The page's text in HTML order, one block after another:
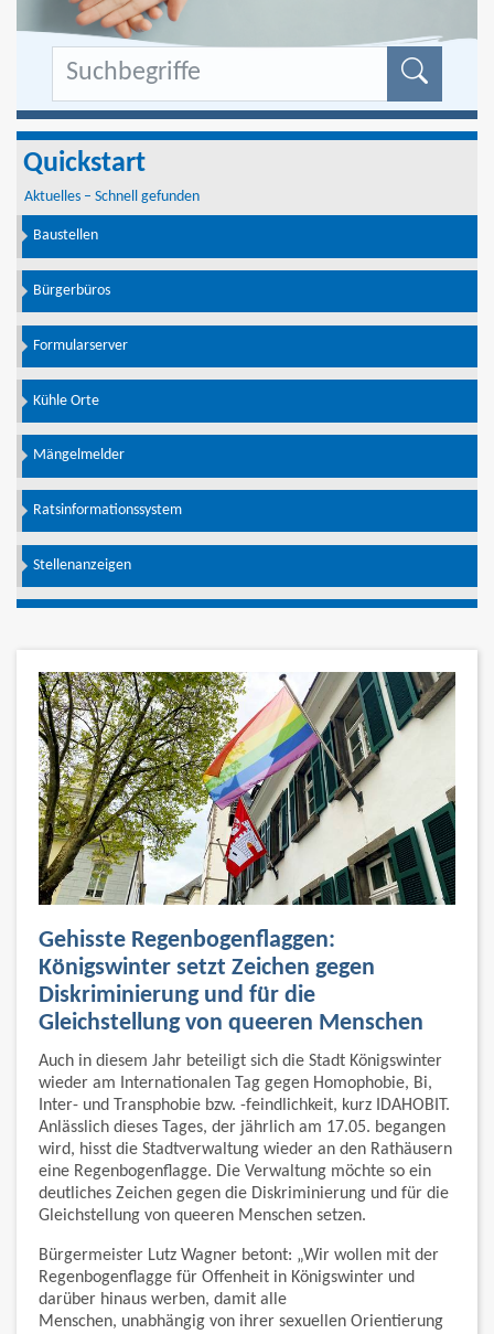
Quickstart
Aktuelles – Schnell gefunden
Baustellen
Bürgerbüros
Formularserver
Kühle Orte
Mängelmelder
Ratsinformationssystem
Stellenanzeigen
Gehisste Regenbogenflaggen:
Königswinter setzt Zeichen gegen
Diskriminierung und für die
Gleichstellung von queeren Menschen
Auch in diesem Jahr beteiligt sich die Stadt Königswinter
wieder am Internationalen Tag gegen Homophobie, Bi,
Inter- und Transphobie bzw. -feindlichkeit, kurz IDAHOBIT.
Anlässlich dieses Tages, der jährlich am 17.05. begangen
wird, hisst die Stadtverwaltung wieder an den Rathäusern
eine Regenbogenflagge. Die Verwaltung möchte so ein
deutliches Zeichen gegen die Diskriminierung und für die
Gleichstellung von queeren Menschen setzen.
Bürgermeister Lutz Wagner betont: „Wir wollen mit der
Regenbogenflagge für Offenheit in Königswinter und
darüber hinaus werben, damit alle
Menschen, unabhängig von ihrer sexuellen Orientierung